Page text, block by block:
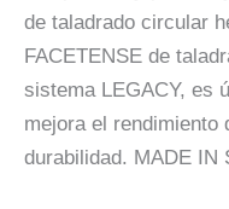
de taladrado circular
FACETENSE de
sistema LEGACY, es
mejora el
durabilidad. MADE IN